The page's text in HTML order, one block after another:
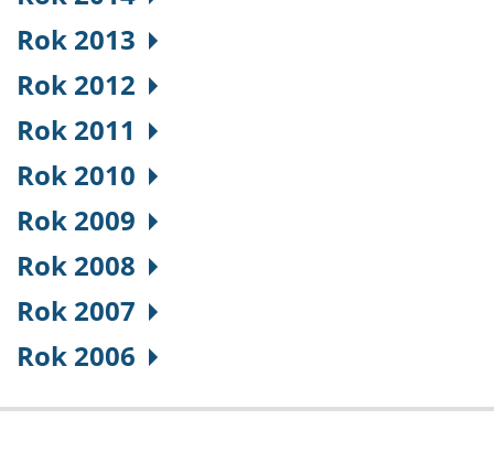
Rok 2013
Rok 2012
Rok 2011
Rok 2010
Rok 2009
Rok 2008
Rok 2007
Rok 2006